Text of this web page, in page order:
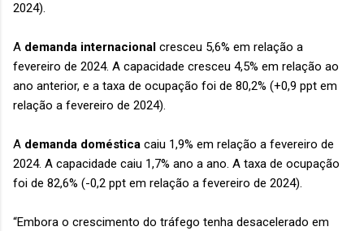
2024).
A demanda internacional cresceu 5,6% em relação a
fevereiro de 2024. A capacidade cresceu 4,5% em relação ao
ano anterior, e a taxa de ocupação foi de 80,2% (+0,9 ppt em
relação a fevereiro de 2024).
A demanda doméstica caiu 1,9% em relação a fevereiro de
2024. A capacidade caiu 1,7% ano a ano. A taxa de ocupação
foi de 82,6% (-0,2 ppt em relação a fevereiro de 2024).
“Embora o crescimento do tráfego tenha desacelerado em